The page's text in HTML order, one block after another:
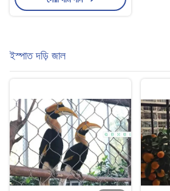
ইস্পাত দড়ি জাল